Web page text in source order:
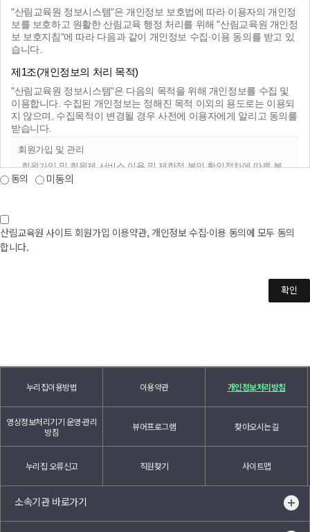
"시스템"의 서비스는 특별한 이유가 없는 한 무정지 운영을 원칙으로 합
니다.
“시스템”은 기본적 사양의 변경등의 경우에는 서비스 내용을 변경할 수
있으며 “시스템”의 초기화면(공지사항)에 공지합니다.
제5조(서비스의 중단)
"시스템"은 컴퓨터 등 전기 및 정보통신설비의 보수점검·교체 및 고장,
통신의 두절 등의 사유가 발생하거나 자연재해 등 기타 불가항력적인
사유가 있는 경우, 국가비상사태, 서비스이용자의 폭주 등 정상적 서비
습니다.
- 산림교육원은 다음 각 호에 해당하는 이용계약에 대하여는 가입을
취소할 수 있습니다. 실명이 아니거나 다른 사람의 명의를 사용하여
신청하였을 때
하는 등의 행위를 하였을 때
- 산림교육원을 이용하여 법령과 본 약관이 금지하는 행위를 하는 경
우
에 동의한다는 의사표시를 함으로서 교육생 가입을 신청합니다.
"시스템"은 제1항과 같이 교육생으로 가입할 것을 신청한 이용자 중 다
음 각호에 해당하지 않는 한 교육생으로 등록합니다.
- 등록 내용에 허위, 기재누락, 오기가 있는 경우
- 제7조2항에 의거 교육생 자격이 상실되었으며, 제7조4항에서 명시
한 기간이 도래되지 않은 경우
- 기타 교육생으로 등록하는 것이 "시스템"의 기술상 현저히 지장이 있
다고 판단되는 경우
교육생 가입의 성립시기는 "시스템"의 승낙이 교육생에게 도달한 시점
으로 합니다.
야 하며, 교육생 정보를 변경하지 않아 발생한 문제에 대해서는 산림교
대국민포털 서비스 향상 및 정책평가
귀하로부터 취득한 개인정보는 개인정보보호법 제15조 및 제24조에
서 정하는 바에 따라 처리 목적 이외에는 사용되지 않으며 변경 시에
는 사전 동의를 구할 것입니다.
(본래의 목적 범위를 초과하여 처리하거나 제3자에게 제공하지 않습
니다.)
제2조(처리하는 개인정보의 항목, 기간)
"산림교육원 정보시스템"은 회원가입 및 각종 서비스를 위한 필수정보
를 아래와 같이 수집하고 있습니다.
이용자의 개인정보는 원칙적으로 개인정보의 처리목적이 달성되면
지체 없이 파기합니다.
개인정보의 처리 및 보유 기간을 나타낸 표로, 개인정보파일명, 수집
항목, 보유기간으로 구분되어 있습니다.
보시스
템 회원
드폰번호), 이메일, 회원구
분(공무원여부), 기관, 부
서, 직급, 담당업무(기타)
지
● 산림교육원은 공무원 교육기관으로 회원 미가입자도 기관의 인사담
※ 만 14세미만 아동의 경우 개인정보 처리 목적 상 회원가입을 하실
※ 서비스 이용과정에서 방문일시, 서비스 이용기록, 실명결과 확인
값등을 자동으로 생성하여 수집될 수 있습니다.
※ 기타 개인정보 처리에 관한 사항은 산림교육원 홈페이지의 '개인정
"산림교육원 정보시스템"은 개인정보 보호법에 따라 이용자의 개인정
보를 보호하고 원활한 산림교육 행정 처리를 위해 "산림교육원 개인정
보 보호지침"에 따라 다음과 같이 개인정보 수집·이용 동의를 받고 있
습니다.
제1조(개인정보의 처리 목적)
"산림교육원 정보시스템"은 다음의 목적을 위해 개인정보를 수집 및
이용합니다. 수집된 개인정보는 정해진 목적 이외의 용도로는 이용되
지 않으며, 수집목적이 변경될 경우 사전에 이용자에게 알리고 동의를
받습니다.
회원가입 및 관리
회원가입 및 회원제 서비스 이용 및 제한적 본인 확인절차에 따른 본
인확인, 개인 식별, 부정이용방지, 비인가 이용방지, 가입 의사 확인,
대국민포털 서비스 향상 및 정책평가
귀하로부터 취득한 개인정보는 개인정보보호법 제15조 및 제24조에
서 정하는 바에 따라 처리 목적 이외에는 사용되지 않으며 변경 시에
(본래의 목적 범위를 초과하여 처리하거나 제3자에게 제공하지 않습
를 아래와 같이 수집하고 있습니다.
지체 없이 파기합니다.
정보주체는 개인정보 수집·이용 동의에 거부할 수 있으며, 필수항목
개인정보 수집 동의거부시 회원가입을 할 수 없습니다.
항목, 보유기간으로 구분되어 있습니다.
개인정보
파일명
동의 미동의
산림교육원 사이트 회원가입 이용약관, 개인정보 수집·이용 동의에 모두 동의
합니다.
확인
누리집이용방법 이용약관 개인정보처리방침
영상정보처리기기 운영·관리
방침
뷰어프로그램 찾아오시는길
누리집 오류신고 직원찾기 사이트맵
소속기관 바로가기